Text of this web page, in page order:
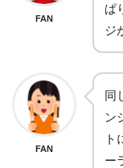
FAN
ぱ
ジ
FAN
同
ン
ト
ー